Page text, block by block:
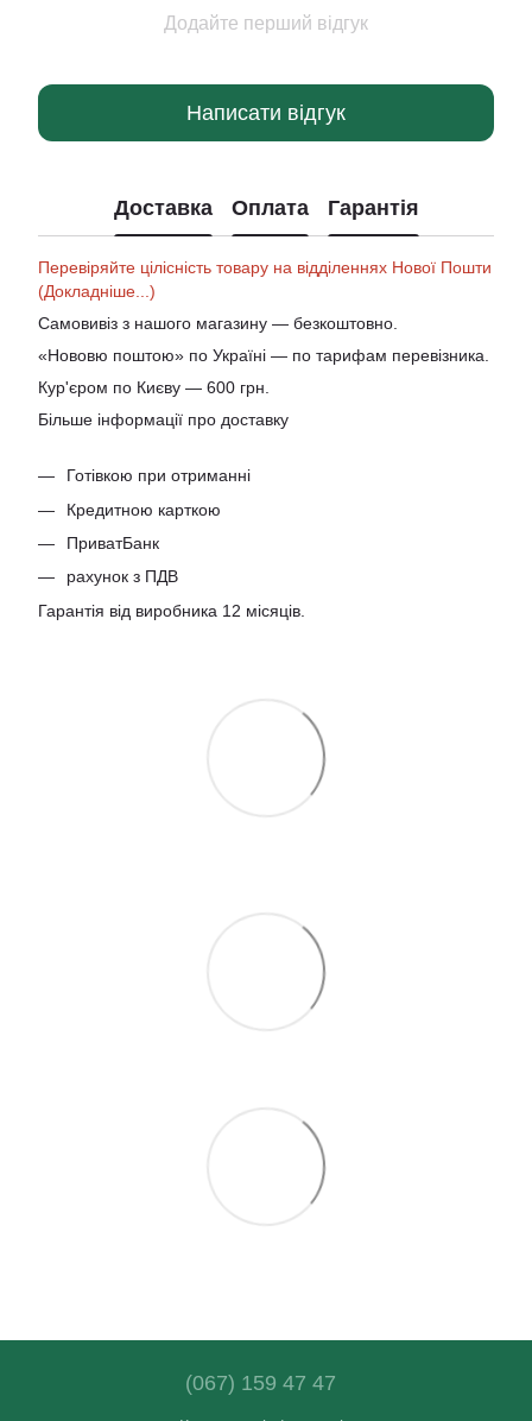
Додайте перший відгук
Написати відгук
Доставка Оплата Гарантія
Перевіряйте цілісність товару на відділеннях Нової Пошти
(Докладніше...)
Самовивіз з нашого магазину — безкоштовно.
«Нововю поштою» по Україні — по тарифам перевізника.
Кур'єром по Києву — 600 грн.
Більше інформації про доставку
Готівкою при отриманні
Кредитною карткою
ПриватБанк
рахунок з ПДВ
Гарантія від виробника 12 місяців.
(067) 159 47 47